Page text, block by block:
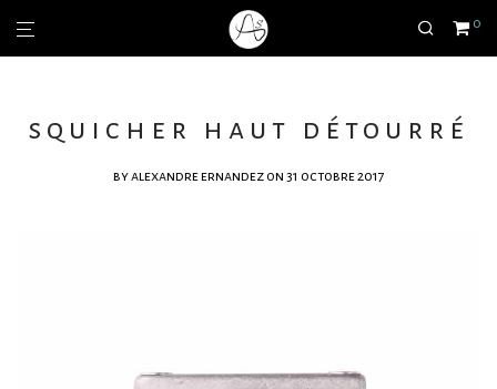
0
squicher haut détourré
byalexandre ernandez on 31 octobre 2017